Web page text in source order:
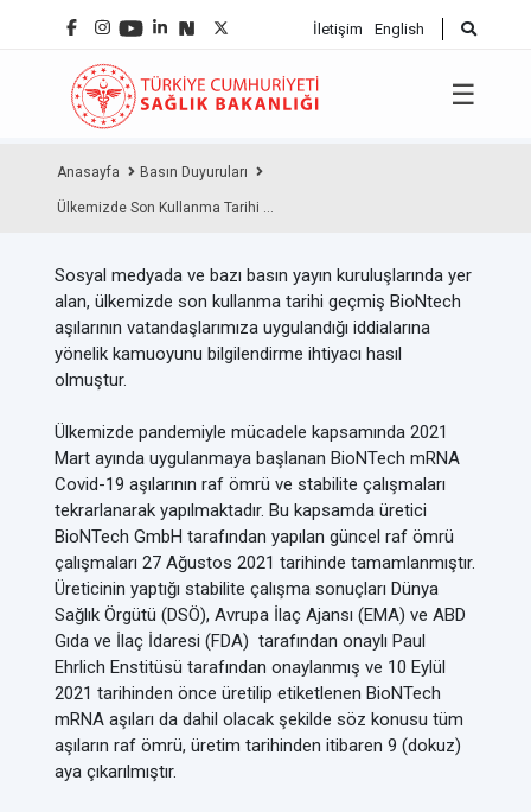
İletişim English
☰
Anasayfa Basın Duyuruları
Ülkemizde Son Kullanma Tarihi ...
Sosyal medyada ve bazı basın yayın kuruluşlarında yer
alan, ülkemizde son kullanma tarihi geçmiş BioNtech
aşılarının vatandaşlarımıza uygulandığı iddialarına
yönelik kamuoyunu bilgilendirme ihtiyacı hasıl
olmuştur.
Ülkemizde pandemiyle mücadele kapsamında 2021
Mart ayında uygulanmaya başlanan BioNTech mRNA
Covid-19 aşılarının raf ömrü ve stabilite çalışmaları
tekrarlanarak yapılmaktadır. Bu kapsamda üretici
BioNTech GmbH tarafından yapılan güncel raf ömrü
çalışmaları 27 Ağustos 2021 tarihinde tamamlanmıştır.
Üreticinin yaptığı stabilite çalışma sonuçları Dünya
Sağlık Örgütü (DSÖ), Avrupa İlaç Ajansı (EMA) ve ABD
Gıda ve İlaç İdaresi (FDA) tarafından onaylı Paul
Ehrlich Enstitüsü tarafından onaylanmış ve 10 Eylül
2021 tarihinden önce üretilip etiketlenen BioNTech
mRNA aşıları da dahil olacak şekilde söz konusu tüm
aşıların raf ömrü, üretim tarihinden itibaren 9 (dokuz)
aya çıkarılmıştır.